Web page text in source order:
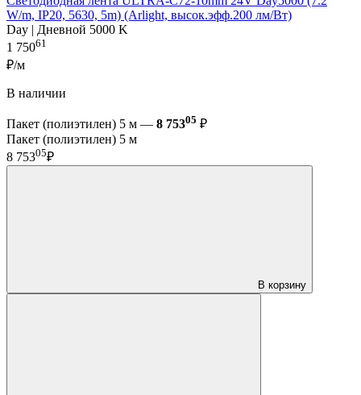
W/m, IP20, 5630, 5m) (Arlight, высок.эфф.200 лм/Вт)
Day | Дневной 5000 K
1 75061
₽/м
В наличии
Пакет (полиэтилен) 5 м — 8 75305 ₽
Пакет (полиэтилен) 5 м
8 75305₽
В корзину